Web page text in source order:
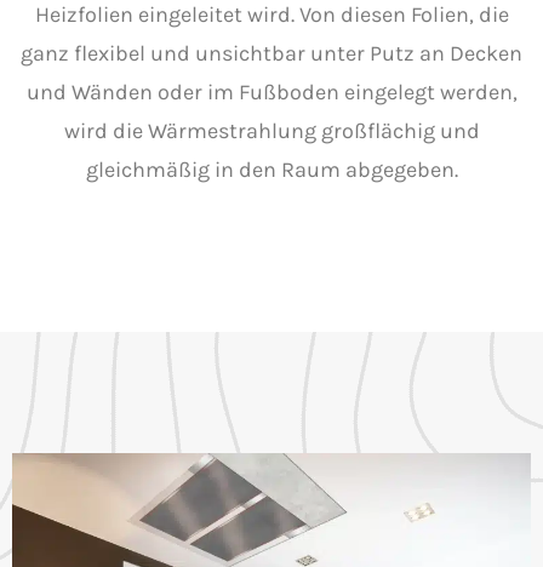
Heizfolien eingeleitet wird. Von diesen Folien, die
ganz flexibel und unsichtbar unter Putz an Decken
und Wänden oder im Fußboden eingelegt werden,
wird die Wärmestrahlung großflächig und
gleichmäßig in den Raum abgegeben.